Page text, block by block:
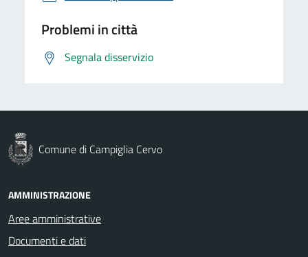
Problemi in città
Segnala disservizio
Comune di Campiglia Cervo
AMMINISTRAZIONE
Aree amministrative
Documenti e dati